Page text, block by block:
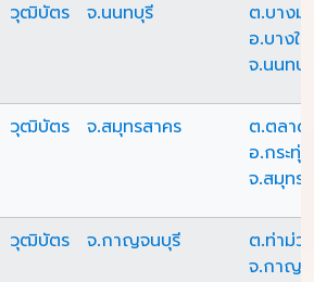
วุฒิบัตร จ.นนทบุรี
ต.บางม่
อ.บางใ
จ.นนทบุรี
วุฒิบัตร จ.สมุทรสาคร
ต.ตลาด
อ.กระทุ่
จ.สมุทร
วุฒิบัตร จ.กาญจนบุรี
ต.ท่าม่ว
จ.กาญจ